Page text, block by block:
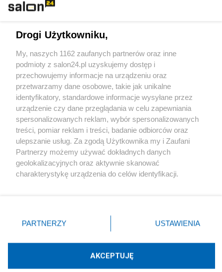
Sport
Społeczeństwo
Kultura
X Facebook Instagram Youtube
Technologię dostarcza:W3media.pl
Drogi Użytkowniku,
My, naszych 1162 zaufanych partnerów oraz inne
podmioty z salon24.pl uzyskujemy dostęp i
przechowujemy informacje na urządzeniu oraz
przetwarzamy dane osobowe, takie jak unikalne
identyfikatory, standardowe informacje wysyłane przez
urządzenie czy dane przeglądania w celu zapewniania
spersonalizowanych reklam, wybór spersonalizowanych
treści, pomiar reklam i treści, badanie odbiorców oraz
ulepszanie usług. Za zgodą Użytkownika my i Zaufani
Partnerzy możemy używać dokładnych danych
geolokalizacyjnych oraz aktywnie skanować
charakterystykę urządzenia do celów identyfikacji.
zmienić/wycofać klikając przycisk ustawień prywatności
znajdujący się w lewym dolnym rogu strony
rodzaje przetwarzania danych nie wymagają zgody
użytkownika, ale masz prawo sprzeciwić się takiemu
przetwarzaniu. Preferencje będą miały zastosowania tylko
PARTNERZY USTAWIENIA
AKCEPTUJĘ